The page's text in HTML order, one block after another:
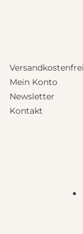
Mein Konto
Newsletter
Kontakt